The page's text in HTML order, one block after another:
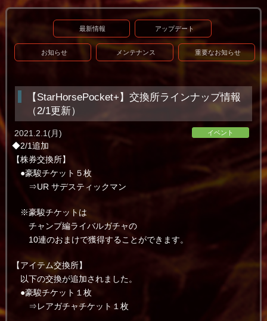
最新情報 アップデート
お知らせ メンテナンス 重要なお知らせ
【StarHorsePocket+】交換所ラインナップ情報
（2/1更新）
イベント
2021.2.1(月)
◆2/1追加
【株券交換所】
●豪駿チケット５枚
⇒UR サデスティックマン
※豪駿チケットは
チャンプ編ライバルガチャの
10連のおまけで獲得することができます。
【アイテム交換所】
以下の交換が追加されました。
●豪駿チケット１枚
⇒レアガチャチケット１枚